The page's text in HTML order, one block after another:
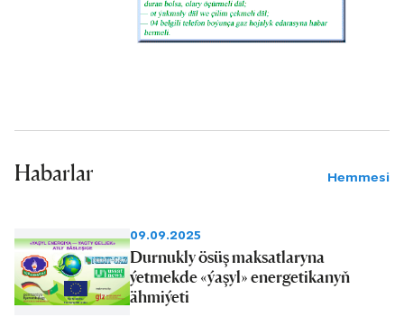
Habarlar Hemmesi
09.09.2025
Durnukly ösüş maksatlaryna
ýetmekde «ýaşyl» energetikanyň
ähmiýeti